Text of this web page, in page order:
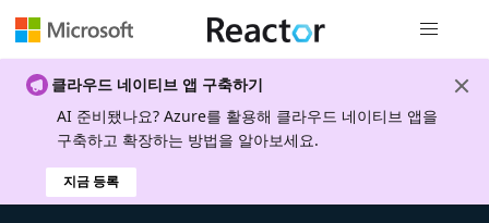
클라우드 네이티브 앱 구축하기
AI 준비됐나요? Azure를 활용해 클라우드 네이티브 앱을
구축하고 확장하는 방법을 알아보세요.
지금 등록